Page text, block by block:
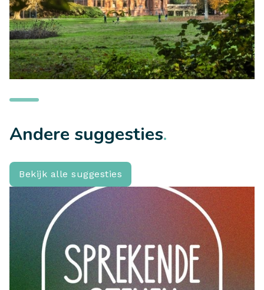
TE ZIEN
LEES MEER
Andere suggesties.
Bekijk alle suggesties